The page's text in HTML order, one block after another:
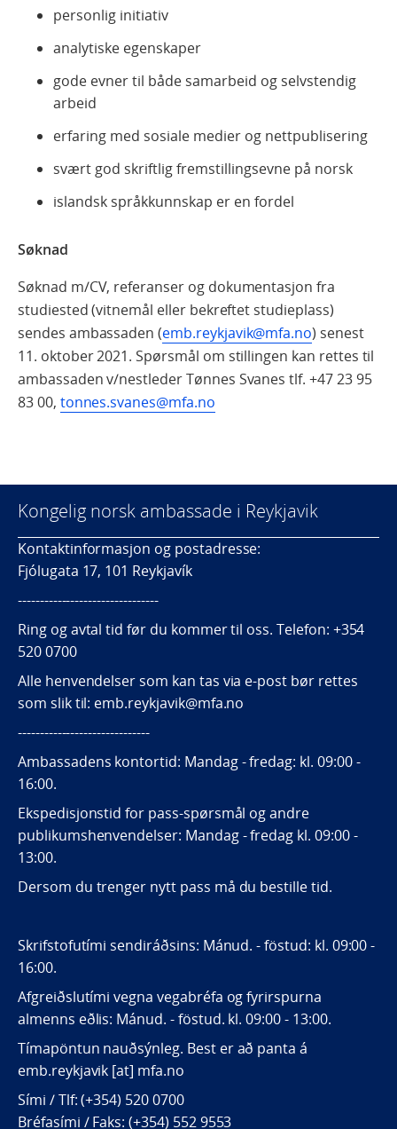
personlig initiativ
analytiske egenskaper
gode evner til både samarbeid og selvstendig
arbeid
erfaring med sosiale medier og nettpublisering
svært god skriftlig fremstillingsevne på norsk
islandsk språkkunnskap er en fordel
Søknad
Søknad m/CV, referanser og dokumentasjon fra
studiested (vitnemål eller bekreftet studieplass)
sendes ambassaden (emb.reykjavik@mfa.no) senest
11. oktober 2021. Spørsmål om stillingen kan rettes til
ambassaden v/nestleder Tønnes Svanes tlf. +47 23 95
83 00, tonnes.svanes@mfa.no
Kongelig norsk ambassade i Reykjavik
Kontaktinformasjon og postadresse:
Fjólugata 17, 101 Reykjavík
--------------------------------
Ring og avtal tid før du kommer til oss. Telefon: +354
520 0700
Alle henvendelser som kan tas via e-post bør rettes
som slik til: emb.reykjavik@mfa.no
------------------------------
Ambassadens kontortid: Mandag - fredag: kl. 09:00 -
16:00.
Ekspedisjonstid for pass-spørsmål og andre
publikumshenvendelser: Mandag - fredag kl. 09:00 -
13:00.
Dersom du trenger nytt pass må du bestille tid.
Skrifstofutími sendiráðsins: Mánud. - föstud: kl. 09:00 -
16:00.
Afgreiðslutími vegna vegabréfa og fyrirspurna
almenns eðlis: Mánud. - föstud. kl. 09:00 - 13:00.
Tímapöntun nauðsýnleg. Best er að panta á
emb.reykjavik [at] mfa.no
Sími / Tlf: (+354) 520 0700
Bréfasími / Faks: (+354) 552 9553